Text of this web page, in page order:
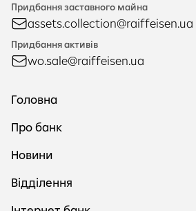
Придбання заставного майна
assets.collection@raiffeisen.ua
Придбання активів
wo.sale@raiffeisen.ua
Головна
Про банк
Новини
Відділення